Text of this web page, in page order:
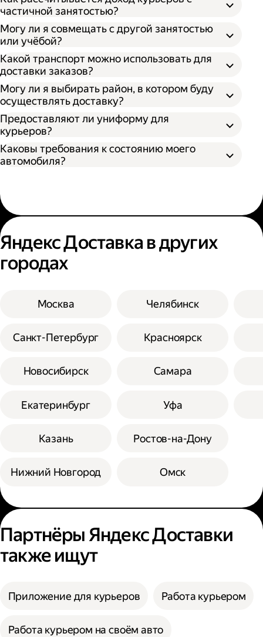
частичной занятостью?
Могу ли я совмещать с другой занятостью
или учёбой?
Какой транспорт можно использовать для
доставки заказов?
Могу ли я выбирать район, в котором буду
осуществлять доставку?
Предоставляют ли униформу для
курьеров?
Каковы требования к состоянию моего
автомобиля?
Яндекс Доставка в других
городах
Москва
Санкт-Петербург
Новосибирск
Екатеринбург
Казань
Нижний Новгород
Челябинск
Красноярск
Самара
Уфа
Ростов-на-Дону
Омск
Партнёры Яндекс Доставки
также ищут
Приложение для курьеров Работа курьером
Работа курьером на своём авто